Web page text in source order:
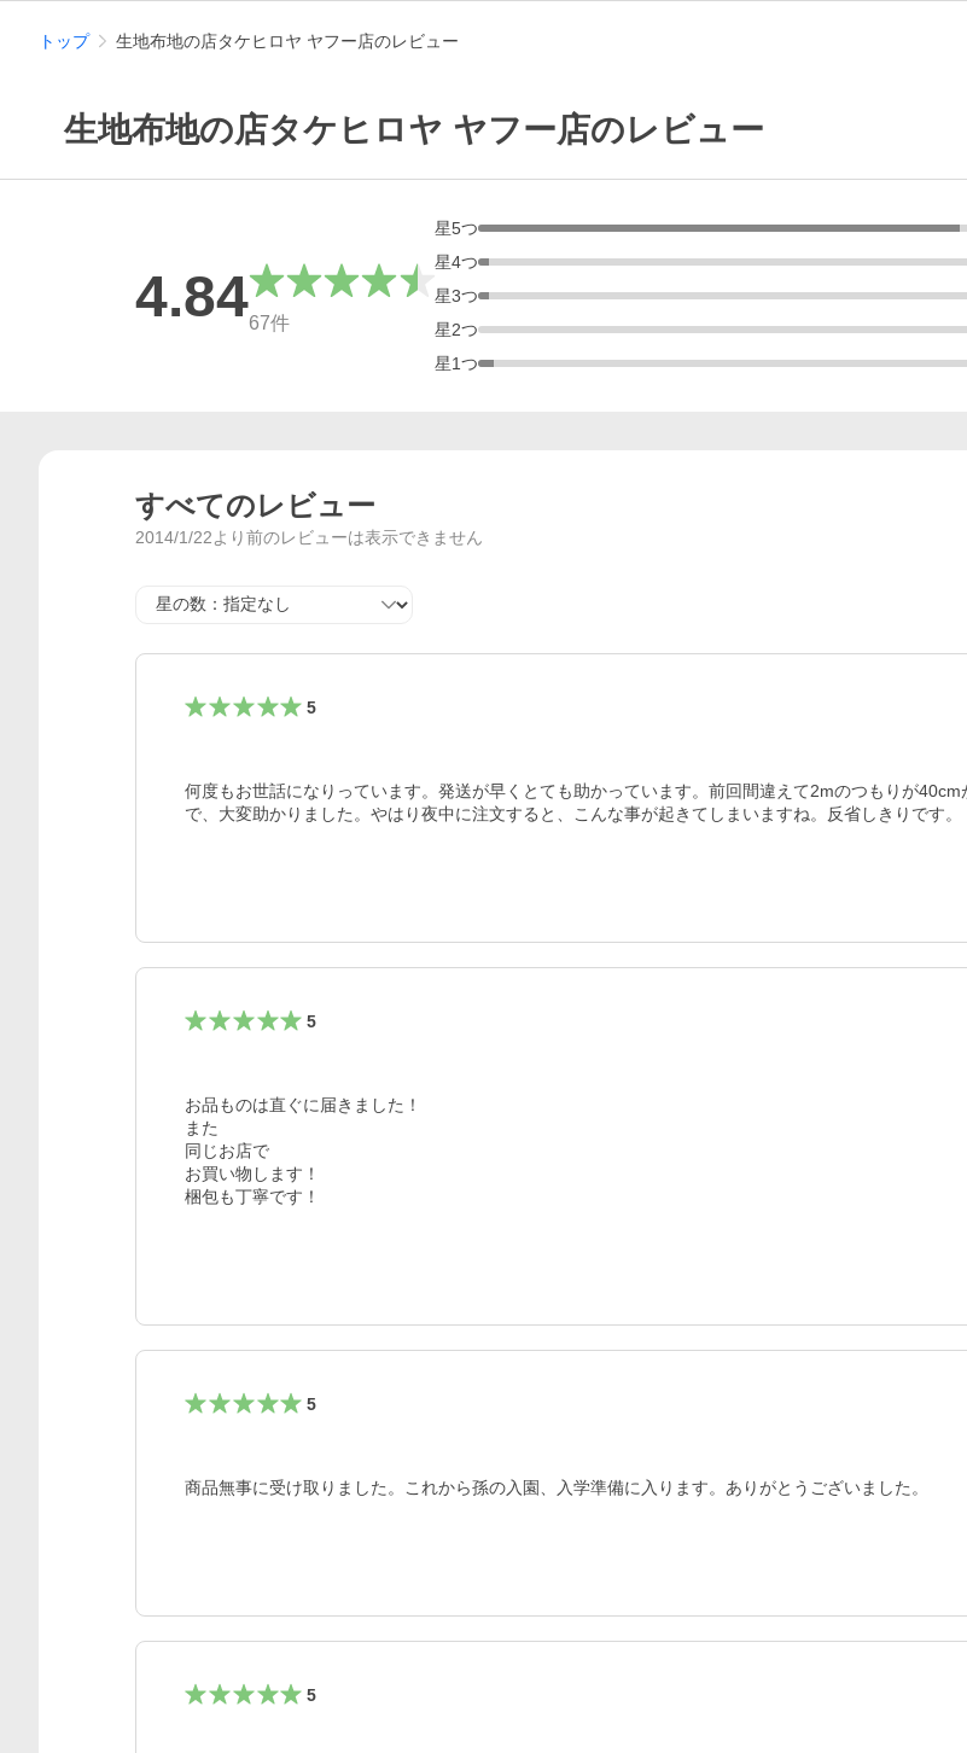
トップ 生地布地の店タケヒロヤ ヤフー店のレビュー
生地布地の店タケヒロヤ ヤフー店のレビュー
総合評価
4.8467件
星5つ
星4つ
星3つ
星2つ
星1つ
すべてのレビュー
2014/1/22より前のレビューは表示できません
星の数
5
何度もお世話になりっています。発送が早くとても助かっています。前回間違えて2mのつもりが
で、大変助かりました。やはり夜中に注文すると、こんな事が起きてしまいますね。反省しきりです。
5
お品ものは直ぐに届きました！
また
同じお店で
お買い物します！
梱包も丁寧です！
5
商品無事に受け取りました。これから孫の入園、入学準備に入ります。ありがとうございました。
5